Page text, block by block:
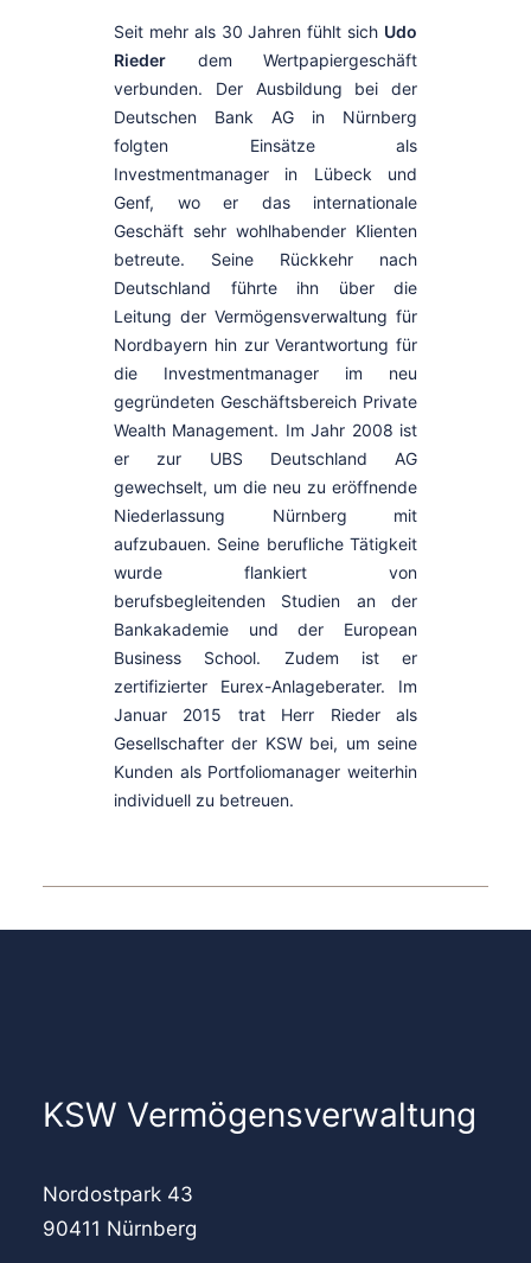
Seit mehr als 30 Jahren fühlt sich Udo
Rieder dem Wertpapiergeschäft
verbunden. Der Ausbildung bei der
Deutschen Bank AG in Nürnberg
folgten Einsätze als
Investmentmanager in Lübeck und
Genf, wo er das internationale
Geschäft sehr wohlhabender Klienten
betreute. Seine Rückkehr nach
Deutschland führte ihn über die
Leitung der Vermögensverwaltung für
Nordbayern hin zur Verantwortung für
die Investmentmanager im neu
gegründeten Geschäftsbereich Private
Wealth Management. Im Jahr 2008 ist
er zur UBS Deutschland AG
gewechselt, um die neu zu eröffnende
Niederlassung Nürnberg mit
aufzubauen. Seine berufliche Tätigkeit
wurde flankiert von
berufsbegleitenden Studien an der
Bankakademie und der European
Business School. Zudem ist er
zertifizierter Eurex-Anlageberater. Im
Januar 2015 trat Herr Rieder als
Gesellschafter der KSW bei, um seine
Kunden als Portfoliomanager weiterhin
individuell zu betreuen.
KSW Vermögensverwaltung
Nordostpark 43
90411 Nürnberg